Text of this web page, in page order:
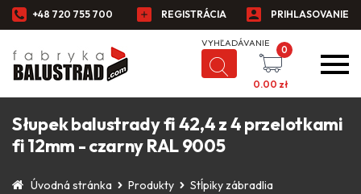
+48 720 755 700 REGISTRÁCIA PRIHLASOVANIE
0
0.00 zł
Słupek balustrady fi 42,4 z 4 przelotkami
fi 12mm - czarny RAL 9005
Úvodná stránka Produkty
Stĺpiky zábradlia